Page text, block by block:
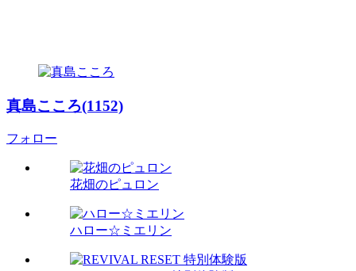
真島こころ(1152)
フォロー
花畑のピュロン
ハロー☆ミエリン